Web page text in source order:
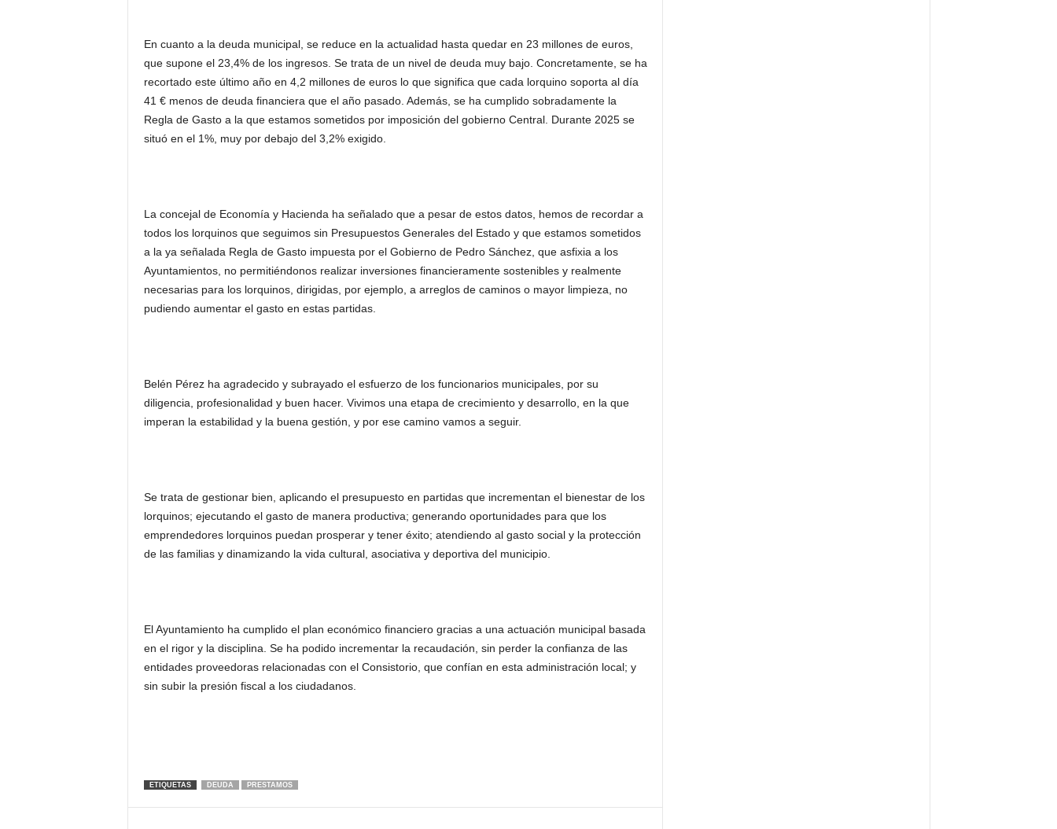
En cuanto a la deuda municipal, se reduce en la actualidad hasta quedar en 23 millones de euros,
que supone el 23,4% de los ingresos. Se trata de un nivel de deuda muy bajo. Concretamente, se ha
recortado este último año en 4,2 millones de euros lo que significa que cada lorquino soporta al día
41 € menos de deuda financiera que el año pasado. Además, se ha cumplido sobradamente la
Regla de Gasto a la que estamos sometidos por imposición del gobierno Central. Durante 2025 se
situó en el 1%, muy por debajo del 3,2% exigido.
La concejal de Economía y Hacienda ha señalado que a pesar de estos datos, hemos de recordar a
todos los lorquinos que seguimos sin Presupuestos Generales del Estado y que estamos sometidos
a la ya señalada Regla de Gasto impuesta por el Gobierno de Pedro Sánchez, que asfixia a los
Ayuntamientos, no permitiéndonos realizar inversiones financieramente sostenibles y realmente
necesarias para los lorquinos, dirigidas, por ejemplo, a arreglos de caminos o mayor limpieza, no
pudiendo aumentar el gasto en estas partidas.
Belén Pérez ha agradecido y subrayado el esfuerzo de los funcionarios municipales, por su
diligencia, profesionalidad y buen hacer. Vivimos una etapa de crecimiento y desarrollo, en la que
imperan la estabilidad y la buena gestión, y por ese camino vamos a seguir.
Se trata de gestionar bien, aplicando el presupuesto en partidas que incrementan el bienestar de los
lorquinos; ejecutando el gasto de manera productiva; generando oportunidades para que los
emprendedores lorquinos puedan prosperar y tener éxito; atendiendo al gasto social y la protección
de las familias y dinamizando la vida cultural, asociativa y deportiva del municipio.
El Ayuntamiento ha cumplido el plan económico financiero gracias a una actuación municipal basada
en el rigor y la disciplina. Se ha podido incrementar la recaudación, sin perder la confianza de las
entidades proveedoras relacionadas con el Consistorio, que confían en esta administración local; y
sin subir la presión fiscal a los ciudadanos.
ETIQUETAS DEUDA PRESTAMOS